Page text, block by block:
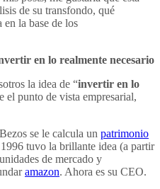
de su transfondo, qué
en la base de los
en lo realmente necesario
la idea de “invertir en lo
el punto de vista empresarial,
se le calcula un patrimonio
tuvo la brillante idea (a partir
de mercado y
amazon. Ahora es su CEO.